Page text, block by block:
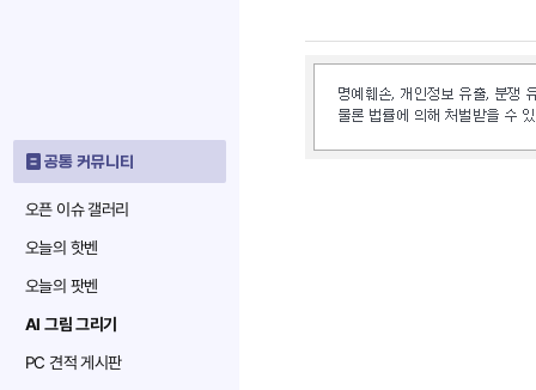
공통 커뮤니티
오픈 이슈 갤러리
오늘의 핫벤
오늘의 팟벤
AI 그림 그리기
PC 견적 게시판